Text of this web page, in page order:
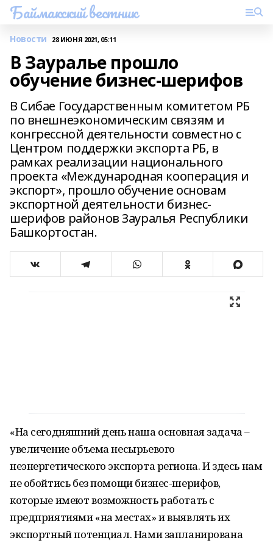
Баймакский вестник
Новости 28 ИЮНЯ 2021, 05:11
В Зауралье прошло
обучение бизнес-шерифов
В Сибае Государственным комитетом РБ
по внешнеэкономическим связям и
конгрессной деятельности совместно с
Центром поддержки экспорта РБ, в
рамках реализации национального
проекта «Международная кооперация и
экспорт», прошло обучение основам
экспортной деятельности бизнес-
шерифов районов Зауралья Республики
Башкортостан.
«На сегодняшний день наша основная задача –
увеличение объема несырьевого
неэнергетического экспорта региона. И здесь нам
не обойтись без помощи бизнес-шерифов,
которые имеют возможность работать с
предприятиями «на местах» и выявлять их
экспортный потенциал. Нами запланирована